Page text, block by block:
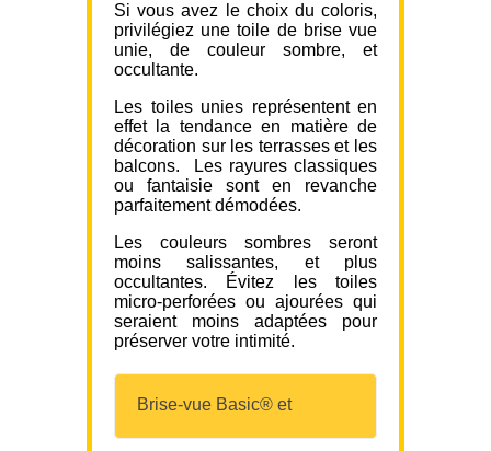
Si vous avez le choix du coloris,
privilégiez une toile de brise vue
unie, de couleur sombre, et
occultante.
Les toiles unies représentent en
effet la tendance en matière de
décoration sur les terrasses et les
balcons. Les rayures classiques
ou fantaisie sont en revanche
parfaitement démodées.
Les couleurs sombres seront
moins salissantes, et plus
occultantes. Évitez les toiles
micro-perforées ou ajourées qui
seraient moins adaptées pour
préserver votre intimité.
Brise-vue Basic® et